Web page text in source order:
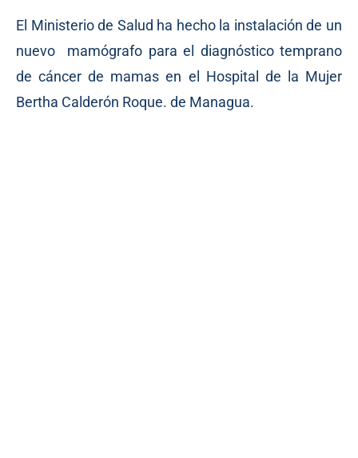
El Ministerio de Salud ha hecho la instalación de un
nuevo mamógrafo para el diagnóstico temprano
de cáncer de mamas en el Hospital de la Mujer
Bertha Calderón Roque. de Managua.